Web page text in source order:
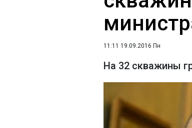
11:11 19.09.2016 Пн
На 32 скважины